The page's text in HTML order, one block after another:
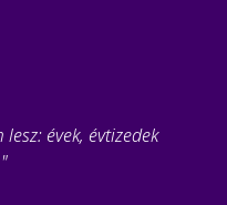
évek, évtizedek